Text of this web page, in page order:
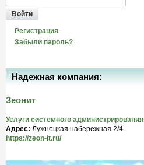
Войти
Регистрация
Забыли пароль?
Надежная компания:
Зеонит
Услуги системного администрирования
Адрес: Лужнецкая набережная 2/4
https://zeon-it.ru/